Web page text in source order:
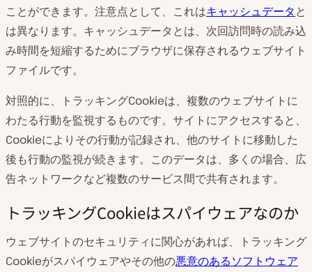
ことができます。注意点として、これはキャッシュデータと
は異なります。キャッシュデータとは、次回訪問時の読み込
み時間を短縮するためにブラウザに保存されるウェブサイト
ファイルです。
対照的に、トラッキングCookieは、複数のウェブサイトに
わたる行動を監視するものです。サイトにアクセスすると、
Cookieによりその行動が記録され、他のサイトに移動した
後も行動の監視が続きます。このデータは、多くの場合、広
告ネットワークなど複数のサービス間で共有されます。
トラッキングCookieはスパイウェアなのか
ウェブサイトのセキュリティに関心があれば、トラッキング
Cookieがスパイウェアやその他の悪意のあるソフトウェア